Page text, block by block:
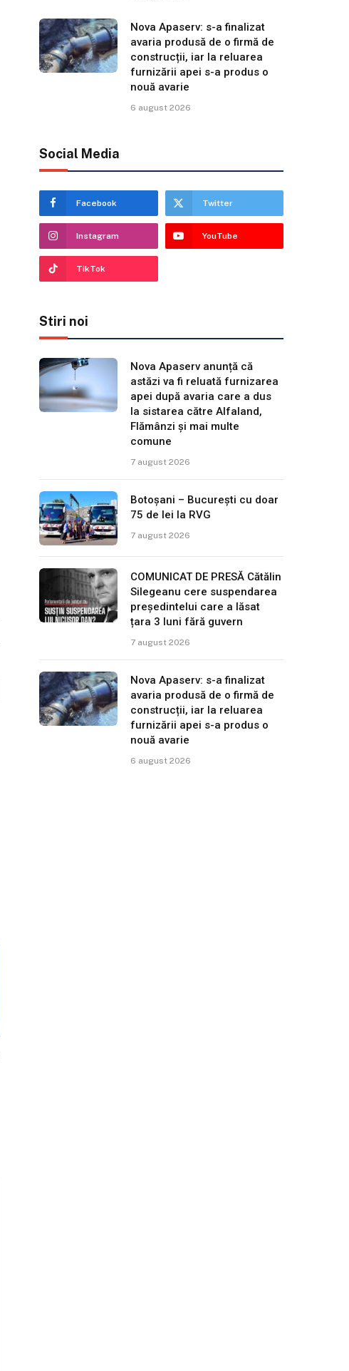
Nova Apaserv: s-a finalizat
avaria produsă de o firmă de
construcții, iar la reluarea
furnizării apei s-a produs o
nouă avarie
6 august 2026
Social Media
Facebook Twitter
Instagram YouTube
TikTok
Stiri noi
Nova Apaserv anunță că
astăzi va fi reluată furnizarea
apei după avaria care a dus
la sistarea către Alfaland,
Flămânzi și mai multe
comune
7 august 2026
Botoșani – București cu doar
75 de lei la RVG
7 august 2026
COMUNICAT DE PRESĂ Cătălin
Silegeanu cere suspendarea
președintelui care a lăsat
țara 3 luni fără guvern
7 august 2026
Nova Apaserv: s-a finalizat
avaria produsă de o firmă de
construcții, iar la reluarea
furnizării apei s-a produs o
nouă avarie
6 august 2026